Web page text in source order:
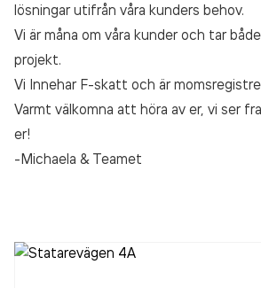
lösningar utifrån våra kunders behov.
Vi är måna om våra kunder och tar
projekt.
Vi Innehar F-skatt och är
Varmt välkomna att höra av er, vi ser
er!
-Michaela & Teamet